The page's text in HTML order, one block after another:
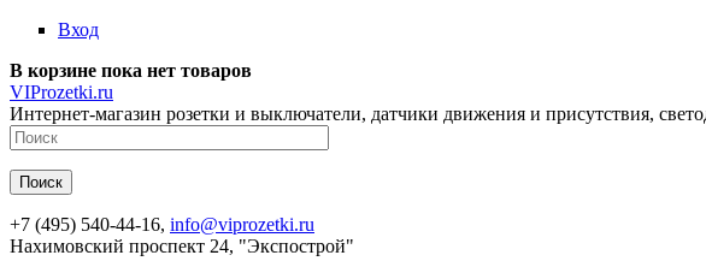
Перейти к основному содержанию
Вход
В корзине пока нет товаров
VIProzetki.ru
Интернет-магазин розетки и выключатели, датчики движения и присутствия,
+7 (495) 540-44-16, info@viprozetki.ru
Нахимовский проспект 24, "Экспострой"